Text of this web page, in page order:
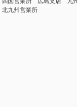
北九州営業所